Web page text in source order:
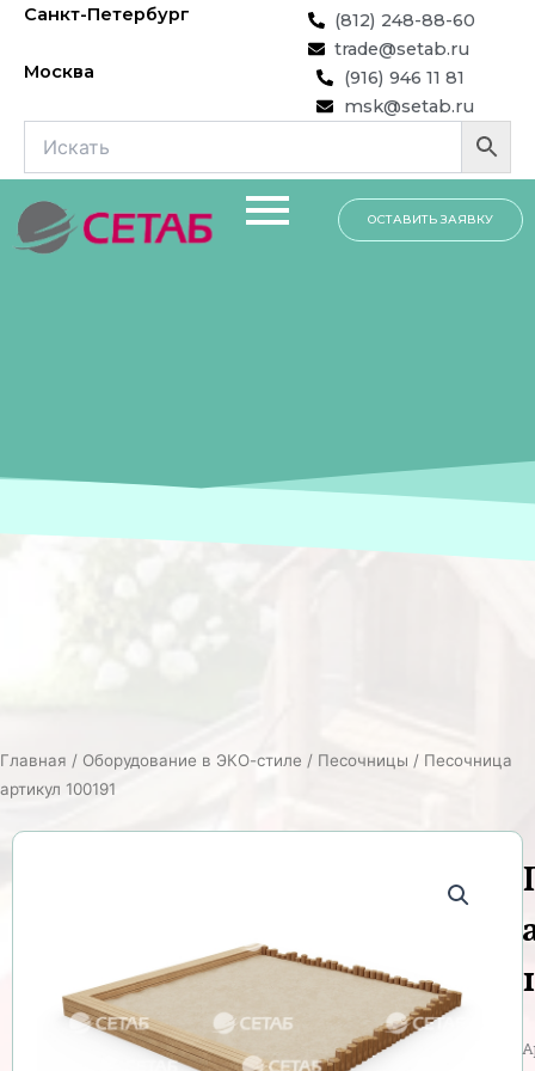
Перейти
содержимому
Санкт-Петербург
(812) 248-88-60
trade@setab.ru
Москва
(916) 946 11 81
msk@setab.ru
ОСТАВИТЬ ЗАЯВКУ
Главная / Оборудование в ЭКО-стиле / Песочницы / Песочница
артикул 100191